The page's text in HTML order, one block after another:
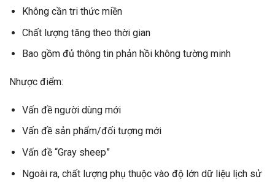
Không cần tri thức miền
Chất lượng tăng theo thời gian
Bao gồm đủ thông tin phản hồi không tường minh
Nhược điểm:
Vấn đề người dùng mới
Vấn đề sản phẩm/đối tượng mới
Vấn đề “Gray sheep”
Ngoài ra, chất lượng phụ thuộc vào độ lớn dữ liệu lịch sử